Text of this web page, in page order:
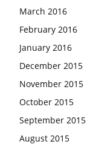
March 2016
February 2016
January 2016
December 2015
November 2015
October 2015
September 2015
August 2015